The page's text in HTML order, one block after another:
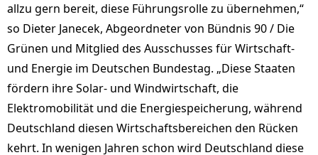
allzu gern bereit, diese Führungsrolle zu übernehmen,“
so Dieter Janecek, Abgeordneter von Bündnis 90 / Die
Grünen und Mitglied des Ausschusses für Wirtschaft-
und Energie im Deutschen Bundestag. „Diese Staaten
fördern ihre Solar- und Windwirtschaft, die
Elektromobilität und die Energiespeicherung, während
Deutschland diesen Wirtschaftsbereichen den Rücken
kehrt. In wenigen Jahren schon wird Deutschland diese